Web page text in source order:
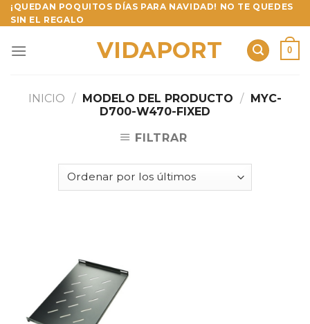
Skip
to
¡QUEDAN POQUITOS DÍAS PARA NAVIDAD! NO TE QUEDES
SIN EL REGALO
VIDAPORT 0
INICIO / MODELO DEL PRODUCTO / MYC-
D700-W470-FIXED
FILTRAR